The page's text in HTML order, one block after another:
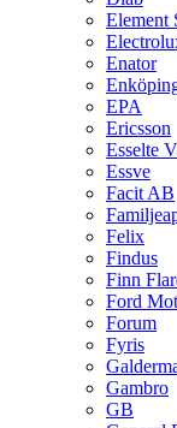
Element
Enator
EPA
Ericsson
Esselte
Essve
Facit AB
Felix
Findus
Finn
Ford
Forum
Fyris
Gambro
GB